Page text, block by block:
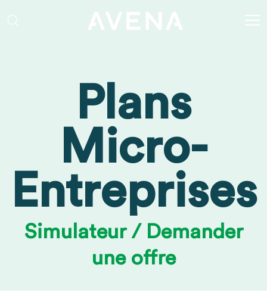
Rechercher
Plans
Micro-
Entreprises
Simulateur / Demander
une offre